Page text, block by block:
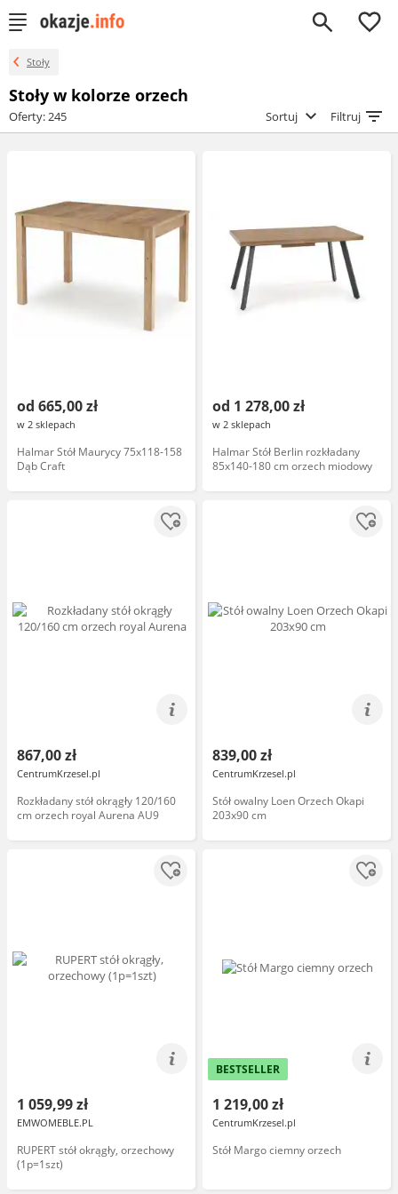
0
Stoły
Stoły w kolorze orzech
Oferty: 245 Sortuj Filtruj
od 665,00 zł
w 2 sklepach
Halmar Stół Maurycy 75x118-158
Dąb Craft
od 1 278,00 zł
w 2 sklepach
Halmar Stół Berlin rozkładany
85x140-180 cm orzech miodowy
867,00 zł
CentrumKrzesel.pl
Rozkładany stół okrągły 120/160
cm orzech royal Aurena AU9
839,00 zł
CentrumKrzesel.pl
Stół owalny Loen Orzech Okapi
203x90 cm
1 059,99 zł
EMWOMEBLE.PL
RUPERT stół okrągły, orzechowy
(1p=1szt)
BESTSELLER
1 219,00 zł
CentrumKrzesel.pl
Stół Margo ciemny orzech